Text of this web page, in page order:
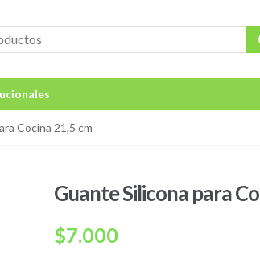
Cocina 21,5 cm
Guante Silicona para
$7.000